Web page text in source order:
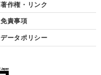
著作権・リンク
免責事項
データポリシー